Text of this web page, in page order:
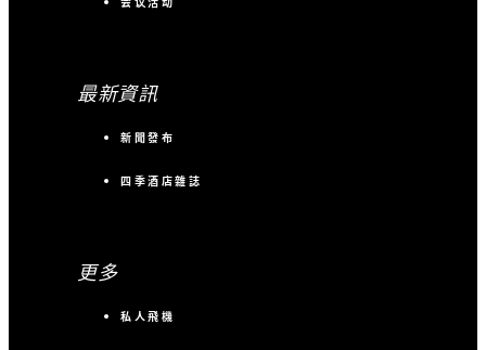
最新資訊
新聞發布
四季酒店雜誌
更多
私人飛機